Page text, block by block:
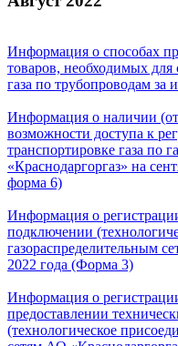
Информация о способах
товаров, необходимых для
газа по трубопроводам
Информация о наличии
возможности доступа к
транспортировке газа по
«Краснодаргоргаз» на
форма 6)
Информация о
подключении
газораспределительным
2022 года (Форма 3)
Информация о
предоставлении
(технологическое